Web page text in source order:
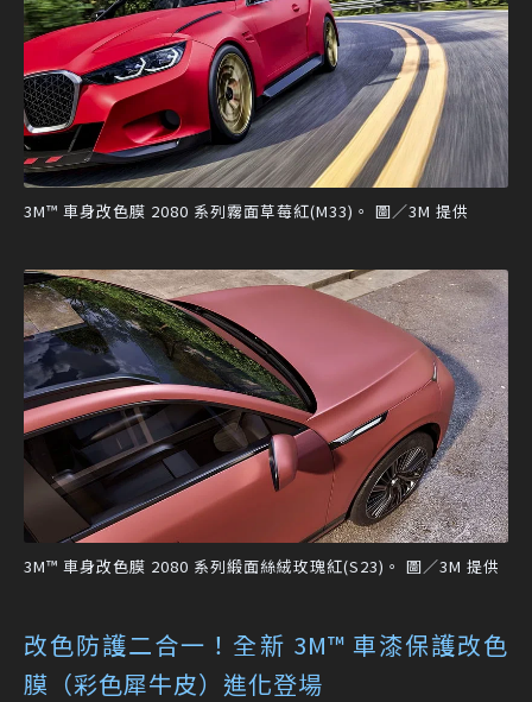
3M™ 車身改色膜 2080 系列霧面草莓紅(M33)。 圖／3M 提供
3M™ 車身改色膜 2080 系列緞面絲絨玫瑰紅(S23)。 圖／3M 提供
改色防護二合一！全新 3M™ 車漆保護改色
膜（彩色犀牛皮）進化登場